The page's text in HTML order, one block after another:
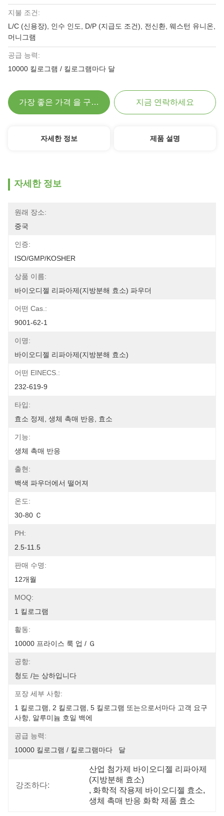
지불 조건:
L/C (신용장), 인수 인도, D/P (지급도 조건), 전신환, 웨스턴 유니온,
머니그램
공급 능력:
10000 킬로그램 / 킬로그램마다 달
가장 좋은 가격 을 구하라 지금 연락하세요
자세한 정보 제품 설명
자세한 정보
원래 장소:
중국
인증:
ISO/GMP/KOSHER
상품 이름:
바이오디젤 리파아제(지방분해 효소) 파우더
어떤 Cas.:
9001-62-1
이명:
바이오디젤 리파아제(지방분해 효소)
어떤 EINECS.:
232-619-9
타입:
효소 정제, 생체 촉매 반응, 효소
기능:
생체 촉매 반응
출현:
백색 파우더에서 떨어져
온도:
30-80 Ｃ
PH:
2.5-11.5
판매 수명:
12개월
MOQ:
1 킬로그램
활동:
10000 프라이스 룩 업 / Ｇ
공항:
청도 /는 상하입니다
포장 세부 사항:
1 킬로그램, 2 킬로그램, 5 킬로그램 또는으로서마다 고객 요구
사항, 알루미늄 호일 백에
공급 능력:
10000 킬로그램 / 킬로그램마다   달
강조하다:
산업 첨가제 바이오디젤 리파아제
(지방분해 효소)
, 화학적 작용제 바이오디젤 효소,
생체 촉매 반응 화학 제품 효소